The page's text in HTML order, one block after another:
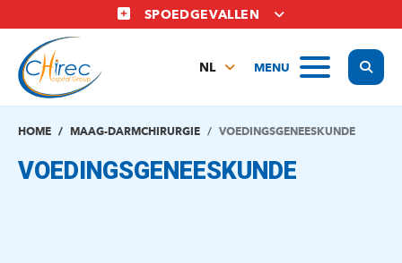
en
naar
inhoud
gaan
SPOEDGEVALLEN
MENU
NL
EN
HOME MAAG-DARMCHIRURGIE VOEDINGSGENEESKUNDE
VOEDINGSGENEESKUNDE